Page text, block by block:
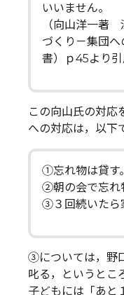
いいません。
（向山洋一著
づくり－集団
書）ｐ45より引
この向山氏の対応
への対応は，以下
①忘れ物は貸す。
②朝の会で忘れ
③３回続いたら
③については，野
叱る，というとこ
子どもには「あと